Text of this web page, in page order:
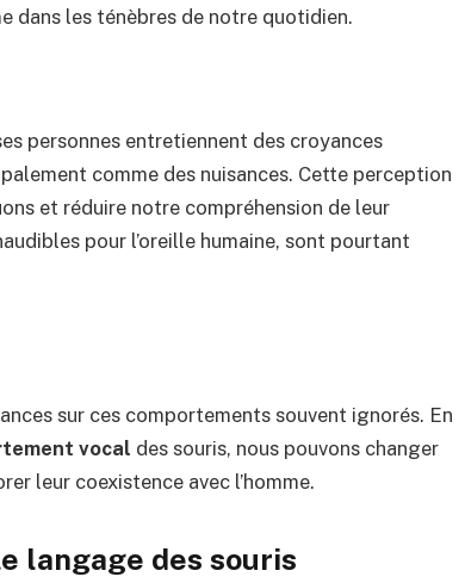
dans les ténèbres de notre quotidien.
personnes entretiennent des croyances
comme des nuisances. Cette perception
et réduire notre compréhension de leur
pour l’oreille humaine, sont pourtant
sur ces comportements souvent ignorés. En
vocal des souris, nous pouvons changer
leur coexistence avec l’homme.
langage des souris